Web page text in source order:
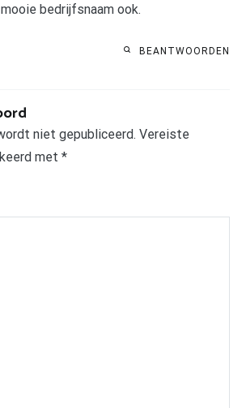
bedrijfsnaam ook.
BEANTWOORDEN
niet gepubliceerd. Vereiste
met *